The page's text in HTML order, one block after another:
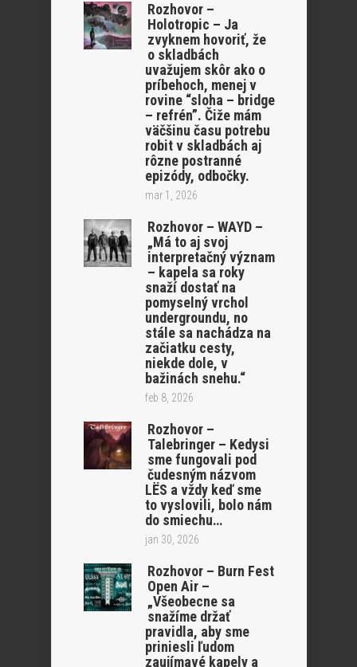
Rozhovor –
Holotropic – Ja
zvyknem hovoriť, že
o skladbách
uvažujem skôr ako o
príbehoch, menej v
rovine “sloha – bridge
– refrén”. Čiže mám
väčšinu času potrebu
robit v skladbách aj
rôzne postranné
epizódy, odbočky.
mar 1, 2026
Rozhovor – WAYD –
„Má to aj svoj
interpretačný význam
– kapela sa roky
snaží dostať na
pomyselný vrchol
undergroundu, no
stále sa nachádza na
začiatku cesty,
niekde dole, v
bažinách snehu.“
feb 8, 2026
Rozhovor –
Talebringer – Kedysi
sme fungovali pod
čudesným názvom
LËS a vždy keď sme
to vyslovili, bolo nám
do smiechu…
jan 30, 2026
Rozhovor – Burn Fest
Open Air –
„Všeobecne sa
snažíme držať
pravidla, aby sme
priniesli ľudom
zaujímavé kapely a